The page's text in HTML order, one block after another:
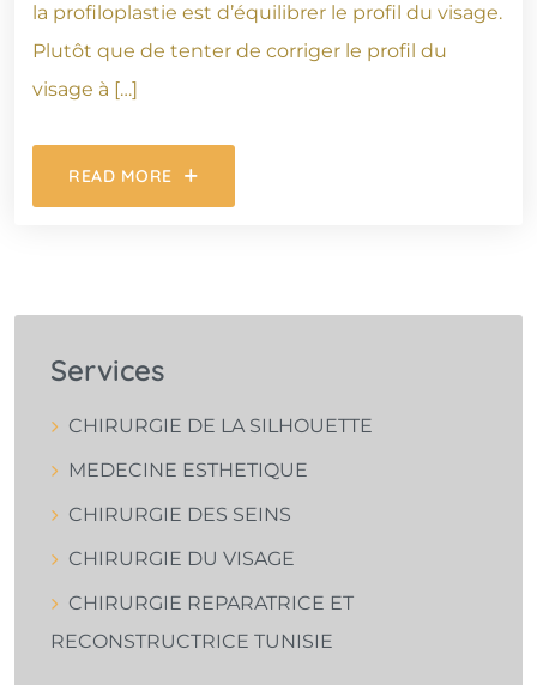
la profiloplastie est d’équilibrer le profil du visage.
Plutôt que de tenter de corriger le profil du
visage à […]
READ MORE
Services
CHIRURGIE DE LA SILHOUETTE
MEDECINE ESTHETIQUE
CHIRURGIE DES SEINS
CHIRURGIE DU VISAGE
CHIRURGIE REPARATRICE ET
RECONSTRUCTRICE TUNISIE